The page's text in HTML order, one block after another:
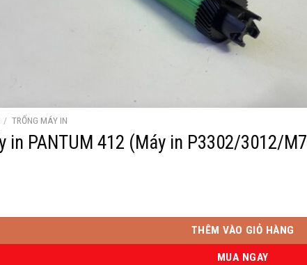
/ TRỐNG MÁY IN
in PANTUM 412 (Máy in P3302/3012/
412 (Máy in P3302/3012/M7602/7102/7202/7302) số lượng
THÊM VÀO GIỎ HÀNG
MUA NGAY